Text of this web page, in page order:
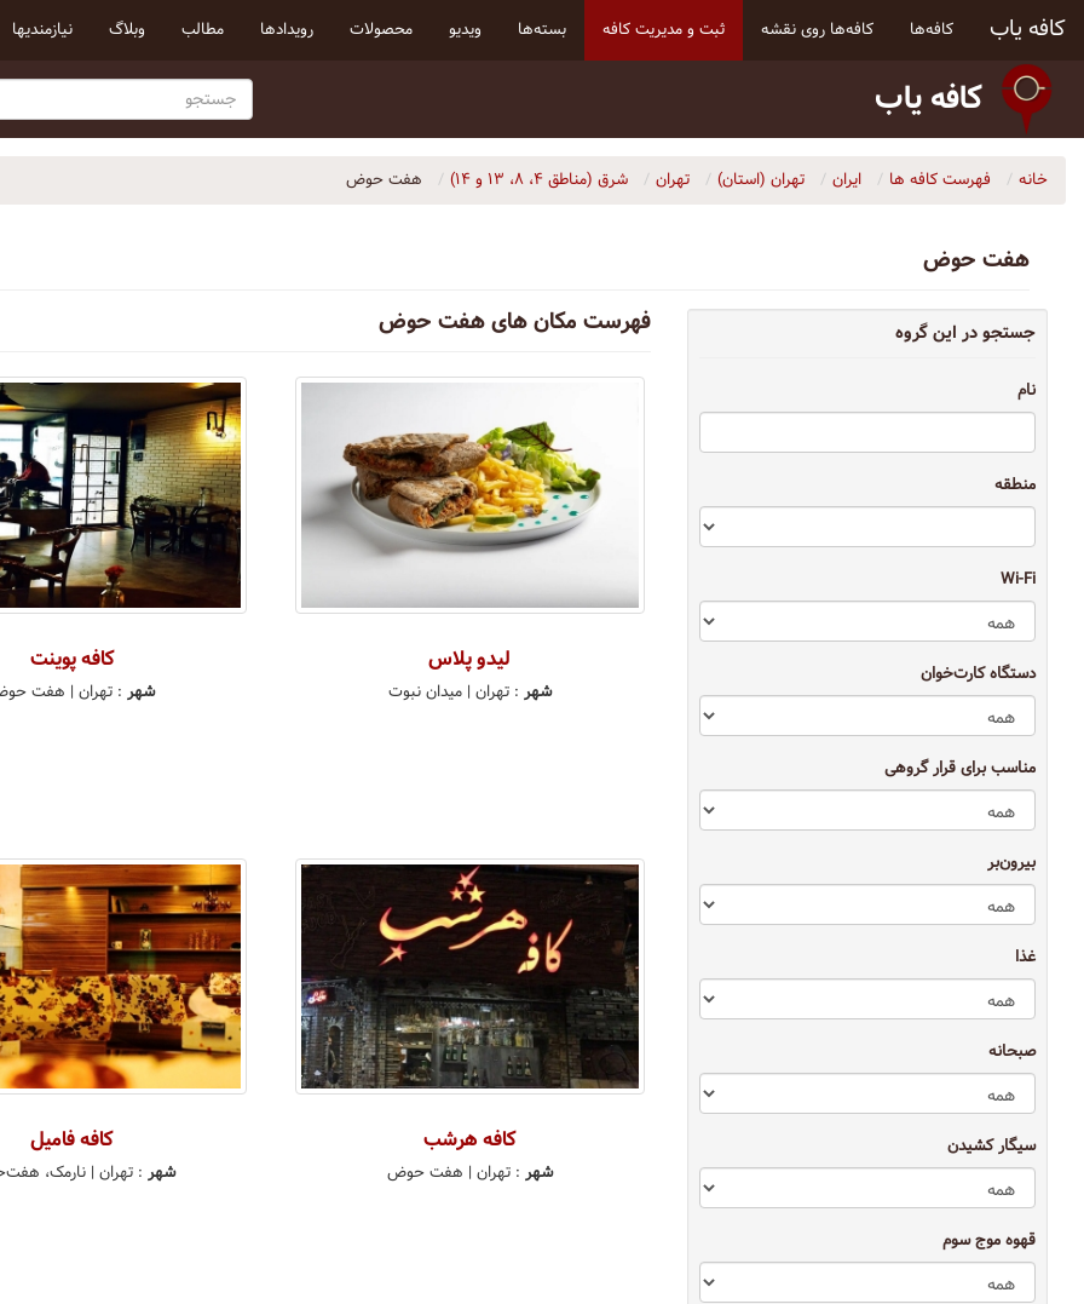
کافه یاب کافه‌ها کافه‌ها روی نقشه ثبت و مدیریت کافه بسته‌ها ویدیو محصولات رویداد‌ها مطالب وبلاگ نیازمندیها
کافه یاب
خانه فهرست کافه ها ایران تهران (استان) تهران شرق (مناطق ۴، ۸، ۱۳ و ۱۴) هفت حوض
هفت حوض
جستجو در این گروه
نام
منطقه
Wi-Fi
دستگاه کارت‌خوان
مناسب برای قرار گروهی
بیرون‌بر
غذا
صبحانه
سیگار کشیدن
قهوه موج سوم
فهرست مکان های هفت حوض
لیدو پلاس
شهر :تهران | میدان نبوت
کافه پوینت
شهر: تهران | هفت
کافه هرشب
شهر :تهران | هفت حوض
کافه فامیل
شهر: تهران | نارمک،